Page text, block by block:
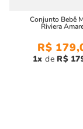
Conjunto Bebê
Riviera
R$ 179,
1 R$